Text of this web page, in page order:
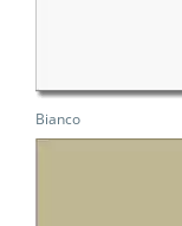
Bianco